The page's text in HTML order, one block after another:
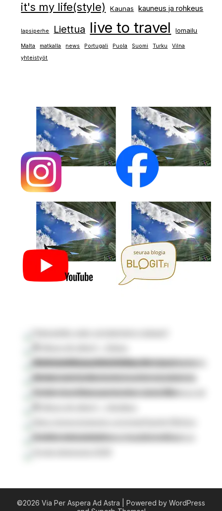
it's my life(style) Kaunas kauneus ja rohkeus
lapsiperhe Liettua live to travel lomailu
Malta matkalla news Portugali Puola Suomi Turku
Vilna
yhteistyöt
©2026 Via Per Aspera Ad Astra
| Powered by WordPress